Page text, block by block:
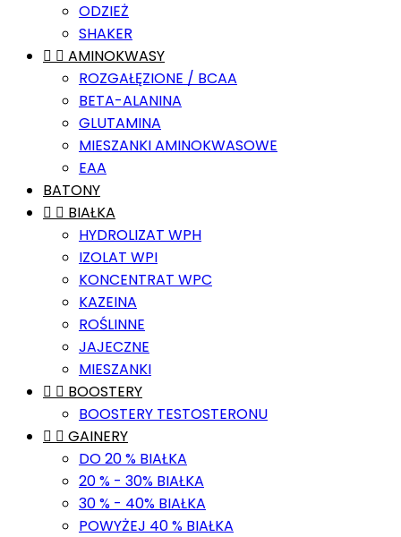
ODZIEŻ
SHAKER
  AMINOKWASY
ROZGAŁĘZIONE / BCAA
BETA-ALANINA
GLUTAMINA
MIESZANKI AMINOKWASOWE
EAA
BATONY
  BIAŁKA
HYDROLIZAT WPH
IZOLAT WPI
KONCENTRAT WPC
KAZEINA
ROŚLINNE
JAJECZNE
MIESZANKI
  BOOSTERY
BOOSTERY TESTOSTERONU
  GAINERY
DO 20 % BIAŁKA
20 % - 30% BIAŁKA
30 % - 40% BIAŁKA
POWYŻEJ 40 % BIAŁKA